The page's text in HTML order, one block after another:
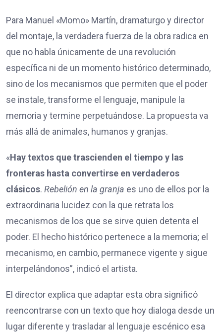
Para Manuel «Momo» Martín, dramaturgo y director
del montaje, la verdadera fuerza de la obra radica en
que no habla únicamente de una revolución
específica ni de un momento histórico determinado,
sino de los mecanismos que permiten que el poder
se instale, transforme el lenguaje, manipule la
memoria y termine perpetuándose. La propuesta va
más allá de animales, humanos y granjas.
«Hay textos que trascienden el tiempo y las
fronteras hasta convertirse en verdaderos
clásicos. Rebelión en la granja es uno de ellos por la
extraordinaria lucidez con la que retrata los
mecanismos de los que se sirve quien detenta el
poder. El hecho histórico pertenece a la memoria; el
mecanismo, en cambio, permanece vigente y sigue
interpelándonos”, indicó el artista.
El director explica que adaptar esta obra significó
reencontrarse con un texto que hoy dialoga desde un
lugar diferente y trasladar al lenguaje escénico esa